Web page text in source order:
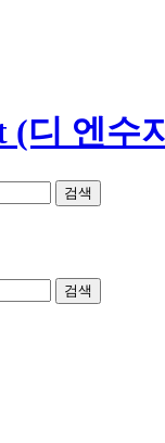
검색
검색